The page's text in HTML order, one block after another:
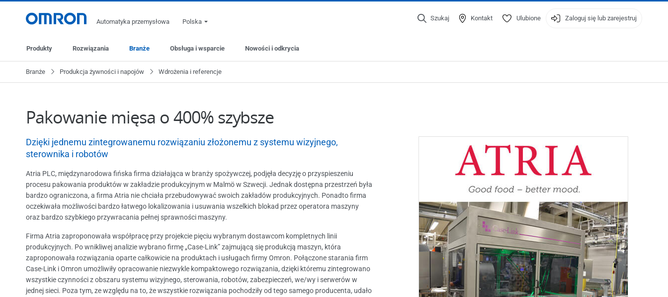
Automatyka przemysłowa Polska Szukaj Kontakt Ulubione Zaloguj się lub zarejestruj
Produkty Rozwiązania Branże Obsługa i wsparcie Nowości i odkrycia
Branże Produkcja żywności i napojów Wdrożenia i referencje
Pakowanie mięsa o 400% szybsze
Dzięki jednemu zintegrowanemu rozwiązaniu złożonemu z systemu wizyjnego,
sterownika i robotów
Atria PLC, międzynarodowa fińska firma działająca w branży spożywczej, podjęła decyzję o przyspieszeniu
procesu pakowania produktów w zakładzie produkcyjnym w Malmö w Szwecji. Jednak dostępna przestrzeń była
bardzo ograniczona, a firma Atria nie chciała przebudowywać swoich zakładów produkcyjnych. Ponadto firma
oczekiwała możliwości bardzo łatwego lokalizowania i usuwania wszelkich blokad przez operatora maszyny
oraz bardzo szybkiego przywracania pełnej sprawności maszyny.
Firma Atria zaproponowała współpracę przy projekcie pięciu wybranym dostawcom kompletnych linii
produkcyjnych. Po wnikliwej analizie wybrano firmę „Case-Link” zajmującą się produkcją maszyn, która
zaproponowała rozwiązania oparte całkowicie na produktach i usługach firmy Omron. Połączone starania firm
Case-Link i Omron umożliwiły opracowanie niezwykle kompaktowego rozwiązania, dzięki któremu zintegrowano
wszystkie czynności z obszaru systemu wizyjnego, sterowania, robotów, zabezpieczeń, we/wy i serwerów w
jednej sieci. Poza tym, ze względu na to, że wszystkie rozwiązania pochodziły od tego samego producenta, udało